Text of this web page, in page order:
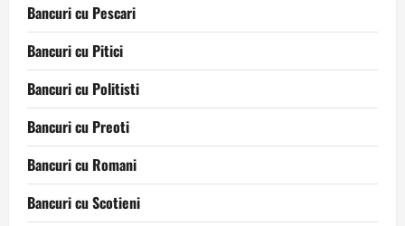
Bancuri cu Pescari
Bancuri cu Pitici
Bancuri cu Politisti
Bancuri cu Preoti
Bancuri cu Romani
Bancuri cu Scotieni